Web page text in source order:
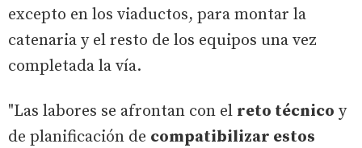
excepto en los viaductos, para montar la
catenaria y el resto de los equipos una vez
completada la vía.
"Las labores se afrontan con el reto técnico y
de planificación de compatibilizar estos